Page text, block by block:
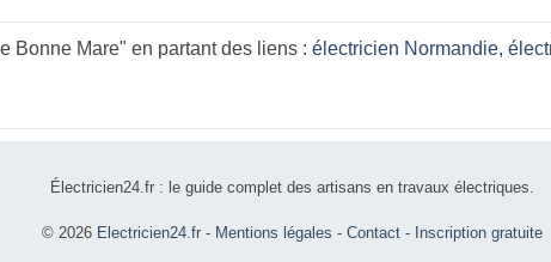
Bonne Mare" en partant des liens : électricien Normandie,
Électricien24.fr : le guide complet des artisans en travaux électriques.
© 2026 Electricien24.fr - Mentions légales - Contact- Inscription gratuite